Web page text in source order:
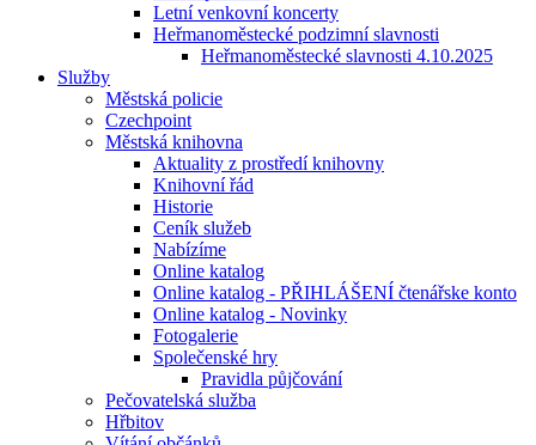
Letní venkovní koncerty
Heřmanoměstecké podzimní slavnosti
Heřmanoměstecké slavnosti 4.10.2025
Služby
Městská policie
Czechpoint
Městská knihovna
Aktuality z prostředí knihovny
Knihovní řád
Historie
Ceník služeb
Nabízíme
Online katalog
Online katalog - PŘIHLÁŠENÍ čtenářske konto
Online katalog - Novinky
Fotogalerie
Společenské hry
Pravidla půjčování
Pečovatelská služba
Hřbitov